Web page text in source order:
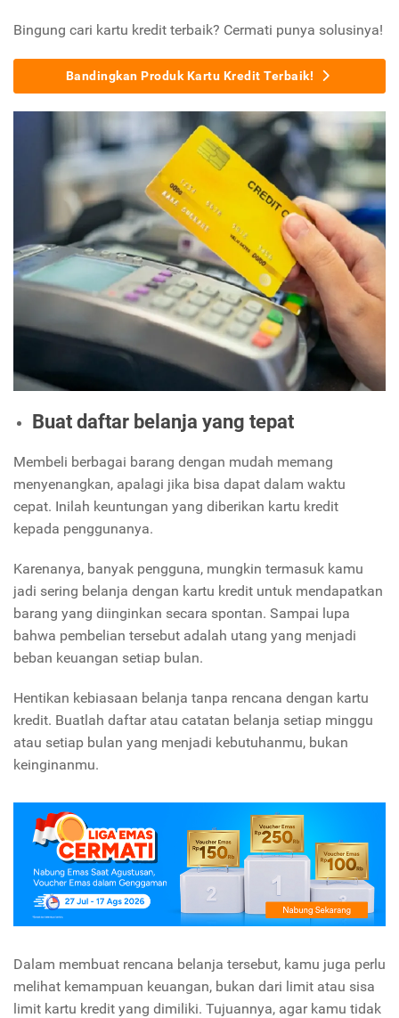
Bingung cari kartu kredit terbaik? Cermati punya solusinya!
Bandingkan Produk Kartu Kredit Terbaik!
Buat daftar belanja yang tepat
Membeli berbagai barang dengan mudah memang
menyenangkan, apalagi jika bisa dapat dalam waktu
cepat. Inilah keuntungan yang diberikan kartu kredit
kepada penggunanya.
Karenanya, banyak pengguna, mungkin termasuk kamu
jadi sering belanja dengan kartu kredit untuk mendapatkan
barang yang diinginkan secara spontan. Sampai lupa
bahwa pembelian tersebut adalah utang yang menjadi
beban keuangan setiap bulan.
Hentikan kebiasaan belanja tanpa rencana dengan kartu
kredit. Buatlah daftar atau catatan belanja setiap minggu
atau setiap bulan yang menjadi kebutuhanmu, bukan
keinginanmu.
Dalam membuat rencana belanja tersebut, kamu juga perlu
melihat kemampuan keuangan, bukan dari limit atau sisa
limit kartu kredit yang dimiliki. Tujuannya, agar kamu tidak